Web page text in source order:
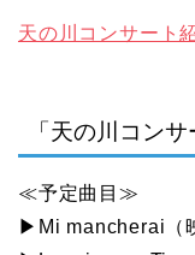
天の川コンサー
「天の川コン
≪予定曲目≫
▶Mi mancherai（